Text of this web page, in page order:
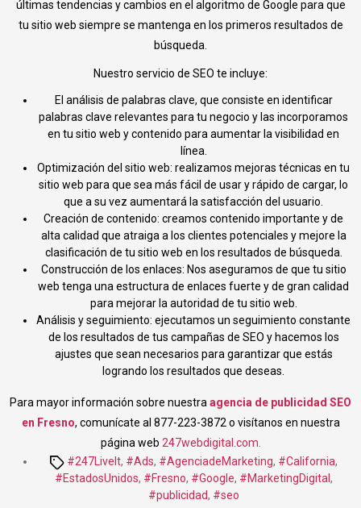
últimas tendencias y cambios en el algoritmo de Google para que
tu sitio web siempre se mantenga en los primeros resultados de
búsqueda.
Nuestro servicio de SEO te incluye:
El análisis de palabras clave, que consiste en identificar
palabras clave relevantes para tu negocio y las incorporamos
en tu sitio web y contenido para aumentar la visibilidad en
línea.
Optimización del sitio web: realizamos mejoras técnicas en tu
sitio web para que sea más fácil de usar y rápido de cargar, lo
que a su vez aumentará la satisfacción del usuario.
Creación de contenido: creamos contenido importante y de
alta calidad que atraiga a los clientes potenciales y mejore la
clasificación de tu sitio web en los resultados de búsqueda.
Construcción de los enlaces: Nos aseguramos de que tu sitio
web tenga una estructura de enlaces fuerte y de gran calidad
para mejorar la autoridad de tu sitio web.
Análisis y seguimiento: ejecutamos un seguimiento constante
de los resultados de tus campañas de SEO y hacemos los
ajustes que sean necesarios para garantizar que estás
logrando los resultados que deseas.
Para mayor información sobre nuestraagencia de publicidad SEO
en Fresno, comunícate al 877-223-3872 o visítanos en nuestra
página web 247webdigital.com.
Tags#247LiveIt, #Ads, #AgenciadeMarketing, #California,
#EstadosUnidos, #Fresno, #Google, #MarketingDigital,
#publicidad, #seo